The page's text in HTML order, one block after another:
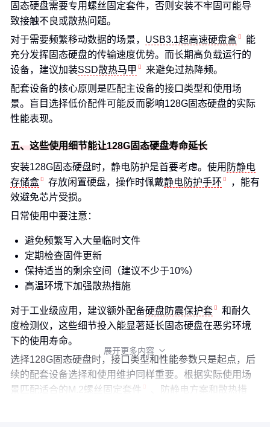
固态硬盘需要专用螺丝固定套件，否则安装不牢固可能导
致接触不良或散热问题。
对于需要频繁移动数据的场景， USB3.1超高速硬盘盒
能
充分发挥固态硬盘的传输速度优势。而长期高负载运行的
设备，建议加装SSD散热马甲
来避免过热降频。
配套设备的核心原则是匹配主设备的接口类型和使用场
景。盲目选择低价配件可能反而影响128G固态硬盘的实际
性能表现。
五、这些使用细节能让128G固态硬盘寿命延长
安装128G固态硬盘时，静电防护是首要考虑。使用 防静电
存储盒
存放闲置硬盘，操作时佩戴静电防护手环
，能有
效避免芯片受损。
日常使用中要注意：
避免频繁写入大量临时文件
定期检查固件更新
保持适当的剩余空间（建议不少于10%）
高温环境下加强散热措施
对于工业级应用，建议额外配备硬盘防震保护套
和耐久
度检测仪，这些细节投入能显著延长固态硬盘在恶劣环境
下的使用寿命。
选择128G固态硬盘时，接口类型和性能参数只是起点，后
续的配套设备选择和使用维护同样重要。根据实际使用场
景匹配适合的M.2螺丝固定套件
、防静电方案和散热措
展开更多内容 